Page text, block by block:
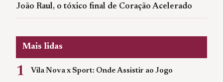
João Raul, o tóxico final de Coração Acelerado
Mais lidas
1 Vila Nova x Sport: Onde Assistir ao Jogo